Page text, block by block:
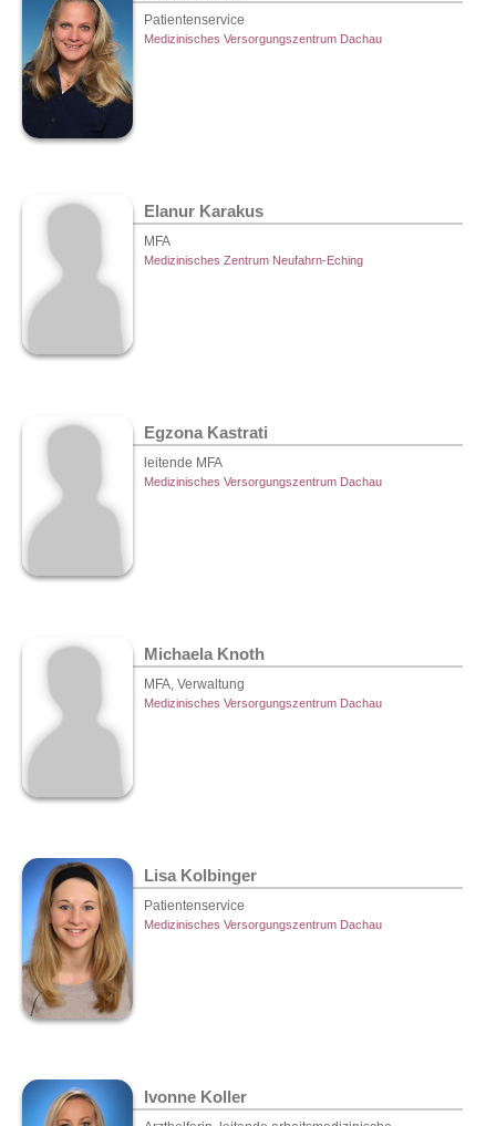
Patientenservice
Medizinisches Versorgungszentrum Dachau
Elanur Karakus
MFA
Medizinisches Zentrum Neufahrn-Eching
Egzona Kastrati
leitende MFA
Medizinisches Versorgungszentrum Dachau
Michaela Knoth
MFA, Verwaltung
Medizinisches Versorgungszentrum Dachau
Lisa Kolbinger
Patientenservice
Medizinisches Versorgungszentrum Dachau
Ivonne Koller